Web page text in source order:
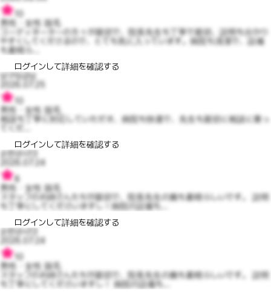
男性・女性 脱毛
コーディネーターの方々が親切で、院長先生も丁寧で親切、説明も分かり
やすくしてくださるので、とても気に入っています。病院も清潔で、設備
も素晴ら...
ログインして詳細を確認する
남구임금님
2026.07.25
男性・女性 脱毛
相談も丁寧に対応していただき、病院も快適で、先生も親切に相談に乗っ
てくだ...
ログインして詳細を確認する
순한낸시13
2026.07.24
8
男性・女性 脱毛
スタッフのお姉さんたちが親切で、院長先生の腕も素晴らしいです。 説明
も丁寧にしてくださいますし！病院の設備も...
ログインして詳細を確認する
순한낸시13
2026.07.24
男性・女性 脱毛
スタッフのお姉さんたちが親切で、院長先生の腕も素晴らしいです。 説明
も丁寧にしてくださいますし！ 病院の設備も...